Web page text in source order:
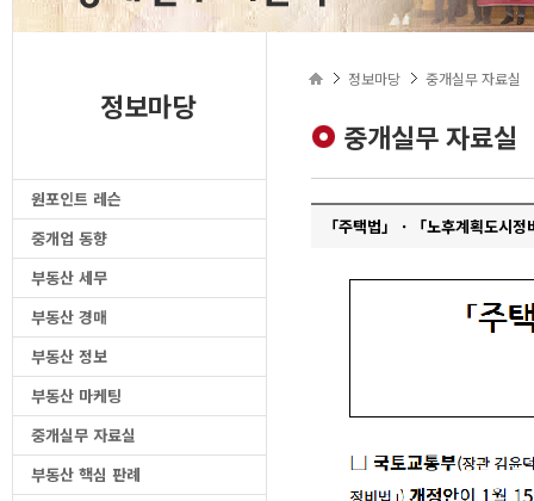
정보마당
원포인트 레슨
중개업 동향
부동산 세무
부동산 경매
부동산 정보
부동산 마케팅
중개실무 자료실
부동산 핵심 판례
정보마당 중개실무 자료실
중개실무 자료실
「주택법」 · 「노후계획도시